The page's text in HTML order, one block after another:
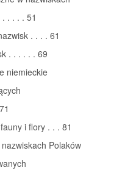
. . . . 51
. . . . 61
. . . . . . 69
niemieckie
i flory . . . 81
Polaków